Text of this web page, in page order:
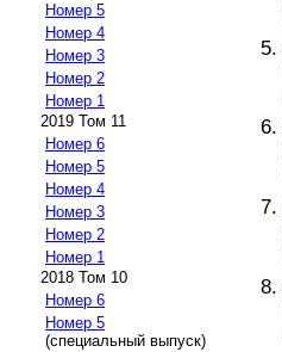
Номер 5
Номер 4
Номер 3
Номер 2
Номер 1
2019 Том 11
Номер 6
Номер 5
Номер 4
Номер 3
Номер 2
Номер 1
2018 Том 10
Номер 6
Номер 5
(специальный выпуск)